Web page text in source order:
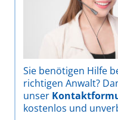
Sie benötigen Hilfe
richtigen Anwalt?
unser
kostenlos und